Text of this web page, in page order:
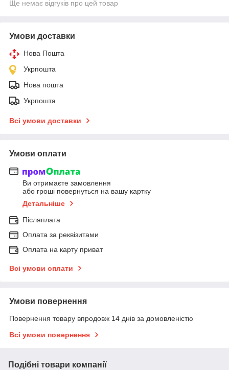
Ще немає відгуків про цей товар
Умови доставки
Нова Пошта
Укрпошта
Нова пошта
Укрпошта
Всі умови доставки
Умови оплати
Ви отримаєте замовлення
або гроші повернуться на вашу картку
Детальніше
Післяплата
Оплата за реквізитами
Оплата на карту приват
Всі умови оплати
Умови повернення
Повернення товару впродовж 14 днів за домовленістю
Всі умови повернення
Подібні товари компанії